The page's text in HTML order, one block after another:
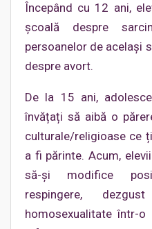
Începând cu 12 ani,
școală despre
persoanelor de același
despre avort.
De la 15 ani,
învățați să aibă o
culturale/religioase ce
a fi părinte. Acum,
să-și modifice
respingere,
homosexualitate într-